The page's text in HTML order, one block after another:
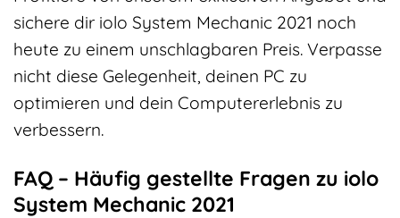
sichere dir iolo System Mechanic 2021 noch
heute zu einem unschlagbaren Preis. Verpasse
nicht diese Gelegenheit, deinen PC zu
optimieren und dein Computererlebnis zu
verbessern.
FAQ – Häufig gestellte Fragen zu iolo
System Mechanic 2021